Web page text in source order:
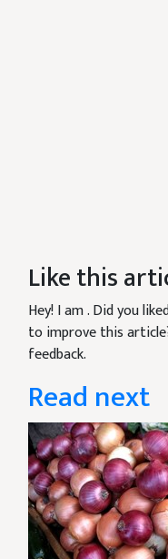
Like this
Hey! I am. Did you
to improve this
feedback.
Read next